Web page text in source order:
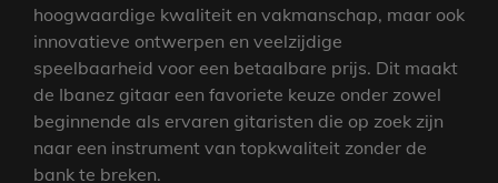
hoogwaardige kwaliteit en vakmanschap, maar ook
innovatieve ontwerpen en veelzijdige
speelbaarheid voor een betaalbare prijs. Dit maakt
de Ibanez gitaar een favoriete keuze onder zowel
beginnende als ervaren gitaristen die op zoek zijn
naar een instrument van topkwaliteit zonder de
bank te breken.